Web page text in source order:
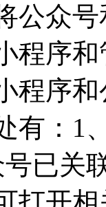
公众
程序
程序
有：1
已关